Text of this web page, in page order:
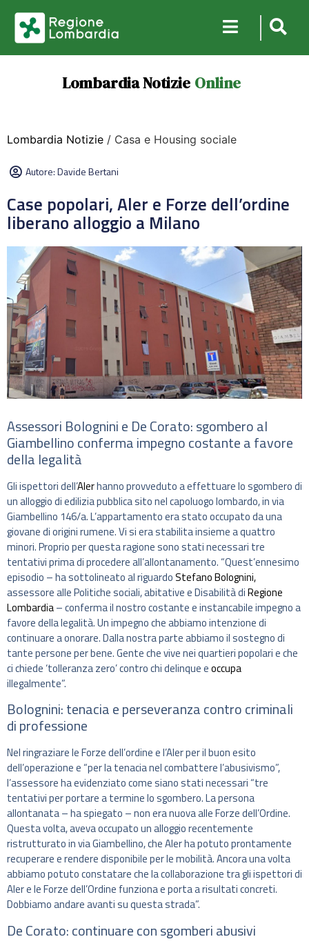
Lombardia Notizie Online
Lombardia Notizie / Casa e Housing sociale
Autore:Davide Bertani
Case popolari, Aler e Forze dell’ordine
liberano alloggio a Milano
Assessori Bolognini e De Corato: sgombero al
Giambellino conferma impegno costante a favore
della legalità
Gli ispettori dell’Alerhanno provveduto a effettuare lo sgombero di
un alloggio di edilizia pubblica sito nel capoluogo lombardo, in via
Giambellino 146/a. L’appartamento era stato occupato da una
giovane di origini rumene. Vi si era stabilita insieme a quattro
minori. Proprio per questa ragione sono stati necessari tre
tentativi prima di procedere all’allontanamento. “Quest’ennesimo
episodio – ha sottolineato al riguardoStefano Bolognini,
assessore alle Politiche sociali, abitative e Disabilità diRegione
Lombardia– conferma il nostro costante e instancabile impegno a
favore della legalità. Un impegno che abbiamo intenzione di
continuare a onorare. Dalla nostra parte abbiamo il sostegno di
tante persone per bene. Gente che vive nei quartieri popolari e che
ci chiede ‘tolleranza zero’ contro chi delinque eoccupa
illegalmente”.
Bolognini: tenacia e perseveranza contro criminali
di professione
Nel ringraziare le Forze dell’ordine e l’Aler per il buon esito
dell’operazione e “per la tenacia nel combattere l’abusivismo”,
l’assessore ha evidenziato come siano stati necessari “tre
tentativi per portare a termine lo sgombero. La persona
allontanata – ha spiegato – non era nuova alle Forze dell’Ordine.
Questa volta, aveva occupato un alloggio recentemente
ristrutturato in via Giambellino, che Aler ha potuto prontamente
recuperare e rendere disponibile per le mobilità. Ancora una volta
abbiamo potuto constatare che la collaborazione tra gli ispettori di
Aler e le Forze dell’Ordine funziona e porta a risultati concreti.
Dobbiamo andare avanti su questa strada”.
De Corato: continuare con sgomberi abusivi